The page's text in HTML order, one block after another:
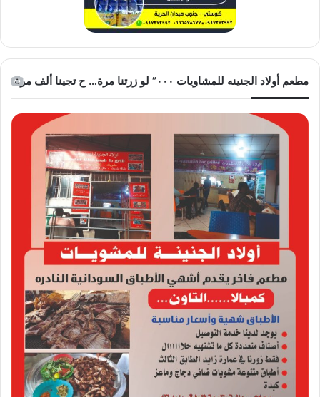
مطعم أولاد الجنينه للمشاويات ٠٠٠” لو زرتنا مرة… ح تجينا ألف مرة